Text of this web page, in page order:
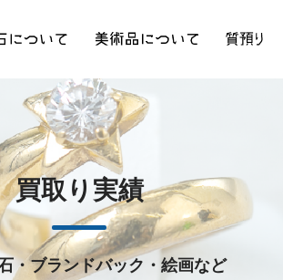
買取り実績
・ブランドバック・絵画など